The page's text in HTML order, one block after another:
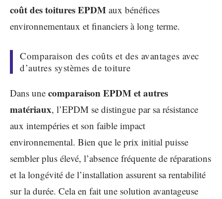
coût des toitures EPDM aux bénéfices
environnementaux et financiers à long terme.
Comparaison des coûts et des avantages avec
d’autres systèmes de toiture
Dans une comparaison EPDM et autres
matériaux, l’EPDM se distingue par sa résistance
aux intempéries et son faible impact
environnemental. Bien que le prix initial puisse
sembler plus élevé, l’absence fréquente de réparations
et la longévité de l’installation assurent sa rentabilité
sur la durée. Cela en fait une solution avantageuse